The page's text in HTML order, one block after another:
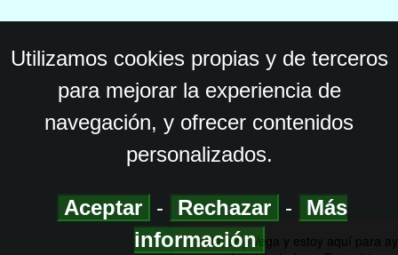
Utilizamos cookies propias y de terceros
para mejorar la experiencia de
navegación, y ofrecer contenidos
personalizados.
Aceptar - Rechazar -
Más
información